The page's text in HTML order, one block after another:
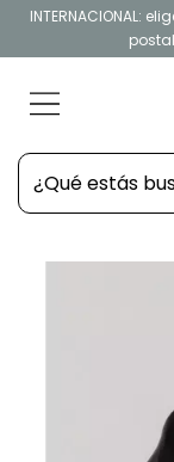
INTERNACIONAL: